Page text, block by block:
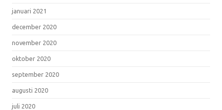
januari 2021
december 2020
november 2020
oktober 2020
september 2020
augusti 2020
juli 2020